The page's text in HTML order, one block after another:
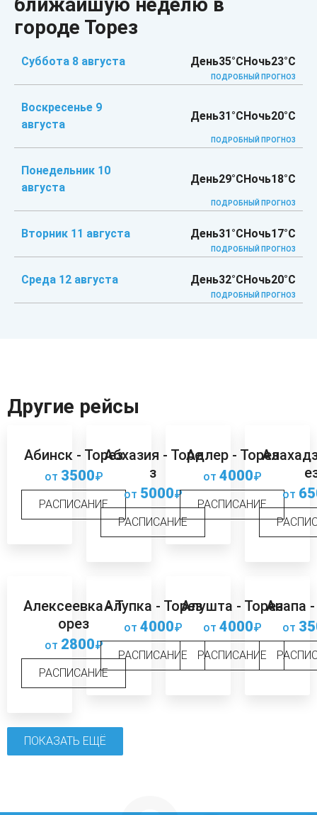
городе Торез
Суббота 8 августа День35°CНочь23°C
ПОДРОБНЫЙ ПРОГНОЗ
Воскресенье 9
августа
День31°CНочь20°C
ПОДРОБНЫЙ ПРОГНОЗ
Понедельник 10
августа
День29°CНочь18°C
ПОДРОБНЫЙ ПРОГНОЗ
Вторник 11 августа День31°CНочь17°C
ПОДРОБНЫЙ ПРОГНОЗ
Среда 12 августа День32°CНочь20°C
ПОДРОБНЫЙ ПРОГНОЗ
Другие рейсы
Абинск - Торез
от 3500₽
РАСПИСАНИЕ
Абхазия - Торе
з
от 5000₽
РАСПИСАНИЕ
Адлер - Торез
от 4000₽
РАСПИСАНИЕ
от
Алексеевка - Т
орез
от 2800₽
РАСПИСАНИЕ
Алупка - Торез
от 4000₽
РАСПИСАНИЕ
Алушта - Торез
от 4000₽
РАСПИСАНИЕ
Анапа
от
ПОКАЗАТЬ ЕЩЁ